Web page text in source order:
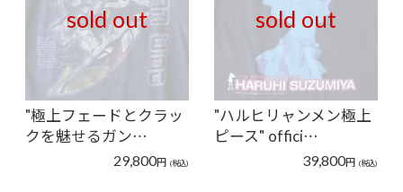
sold out
"極上フェードとクラッ
クを魅せるガン…
29,800円 (税込)
sold out
"ハルヒリャンメン極上
ピース" offici…
39,800円 (税込)